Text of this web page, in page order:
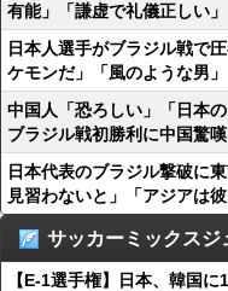
有能」「謙虚で礼儀正しい
日本人選手がブラジル戦で
ケモンだ」「風のような男
中国人「恐ろしい」「日本
ブラジル戦初勝利に中国驚
日本代表のブラジル撃破に
見習わないと」「アジアは
サッカーミックスジ
【E-1選手権】日本、韓国